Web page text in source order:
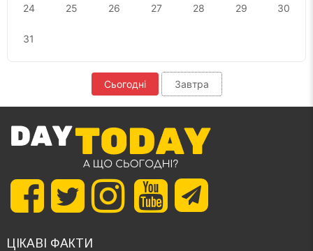
24 25 26 27 28 29 30
31
Сьогодні Завтра
ЦІКАВІ ФАКТИ